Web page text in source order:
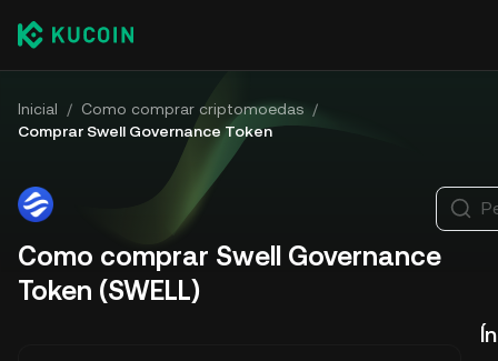
Inicial / Como comprar criptomoedas /
Comprar Swell Governance Token
Como comprar Swell Governance
Token (SWELL)